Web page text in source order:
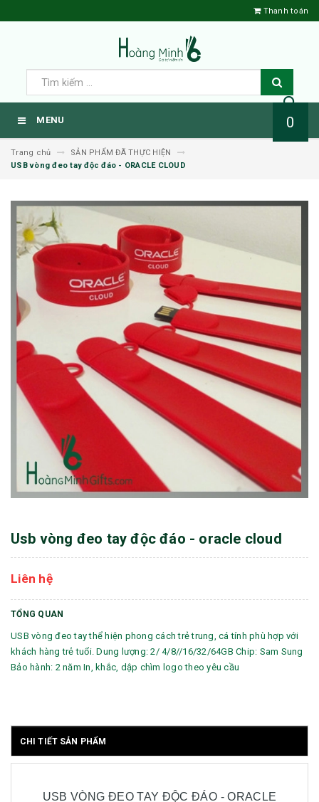
Thanh toán
MENU 0
Trang chủ
SẢN PHẨM ĐÃ THỰC HIỆN
USB vòng đeo tay độc đáo - ORACLE CLOUD
Usb vòng đeo tay độc đáo - oracle cloud
Liên hệ
TỔNG QUAN
USB vòng đeo tay thể hiện phong cách trẻ trung, cá tính phù hợp với
khách hàng trẻ tuổi. Dung lượng: 2/ 4/8//16/32/64GB Chip: Sam Sung
Bảo hành: 2 năm In, khắc, dập chìm logo theo yêu cầu
CHI TIẾT SẢN PHẨM
USB VÒNG ĐEO TAY ĐỘC ĐÁO - ORACLE